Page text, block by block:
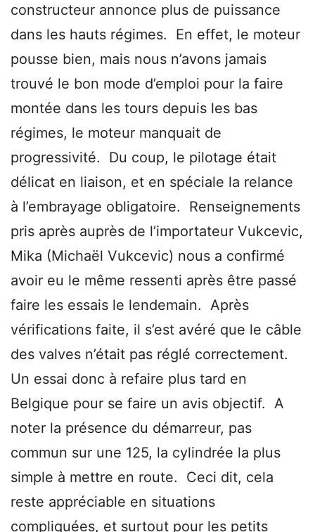
constructeur annonce plus de puissance
dans les hauts régimes. En effet, le moteur
pousse bien, mais nous n’avons jamais
trouvé le bon mode d’emploi pour la faire
montée dans les tours depuis les bas
régimes, le moteur manquait de
progressivité. Du coup, le pilotage était
délicat en liaison, et en spéciale la relance
à l’embrayage obligatoire. Renseignements
pris après auprès de l’importateur Vukcevic,
Mika (Michaël Vukcevic) nous a confirmé
avoir eu le même ressenti après être passé
faire les essais le lendemain. Après
vérifications faite, il s’est avéré que le câble
des valves n’était pas réglé correctement.
Un essai donc à refaire plus tard en
Belgique pour se faire un avis objectif. A
noter la présence du démarreur, pas
commun sur une 125, la cylindrée la plus
simple à mettre en route. Ceci dit, cela
reste appréciable en situations
compliquées, et surtout pour les petits